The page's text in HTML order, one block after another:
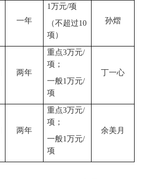
一年
1万元/项
（不超过10
项）
孙熠
两年
重点3万元/
项；
一般1万元/
项
丁一心
两年
重点3万元/
项；
一般1万元/
项
余美月